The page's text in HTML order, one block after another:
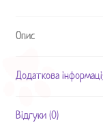
Девочка
Я
Опис
Додаткова
Відгуки (0)